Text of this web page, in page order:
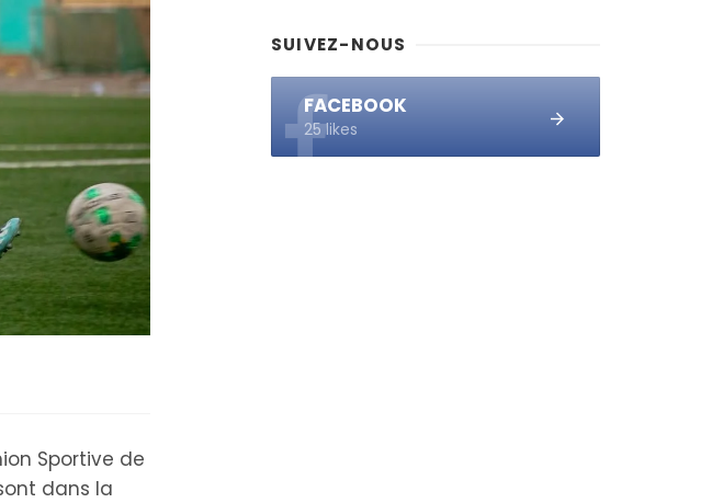
Sportive de
dans la
SUIVEZ-NOUS
FACEBOOK
25 likes